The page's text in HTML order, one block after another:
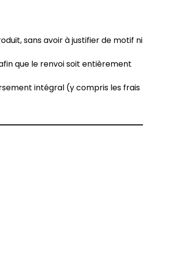
sans avoir à justifier de motif ni
que le renvoi soit entièrement
intégral (y compris les frais